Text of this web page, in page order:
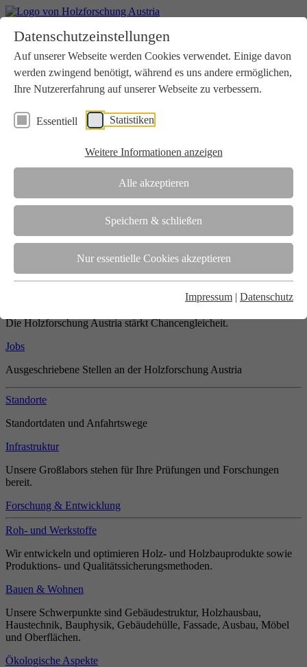
Datenschutzeinstellungen
Auf unserer Webseite werden Cookies verwendet. Einige davon
werden zwingend benötigt, während es uns andere ermöglichen,
Ihre Nutzererfahrung auf unserer Webseite zu verbessern.
Essentiell Statistiken
Weitere Informationen anzeigen
Alle akzeptieren
Speichern & schließen
Nur essentielle Cookies akzeptieren
Impressum | Datenschutz
Aktuelles
Downloads
Kontakt
Login
Verein
Wir unterstützen die Interessen der Holzbranche in enger
Zusammenarbeit mit Wissenschaft und Wirtschaft.
Die Holzforschung Austria ist akkreditierte Prüf-, Inspektions- und
Team
Unsere gesamte Kompetenz ist in unseren Mitarbeiter:innen
gebündelt
Die Holzforschung Austria stärkt Chancengleicheit.
Jobs
Ausgeschriebene Stellen an der Holzforschung Austria
Standorte
Standortdaten und Anfahrtswege
Infrastruktur
Unsere Großlabors stehen für Ihre Prüfungen und Forschungen
bereit.
Forschung & Entwicklung
Roh- und Werkstoffe
Wir entwickeln und optimieren Holz- und Holzbauprodukte sowie
Produktions- und Qualitätssicherungsmethoden.
Bauen & Wohnen
Unsere Schwerpunkte sind Gebäudestruktur, Holzhausbau,
Haustechnik, Bauphysik, Gebäudehülle, Fassade, Ausbau, Möbel
und Oberflächen.
Ökologische Aspekte